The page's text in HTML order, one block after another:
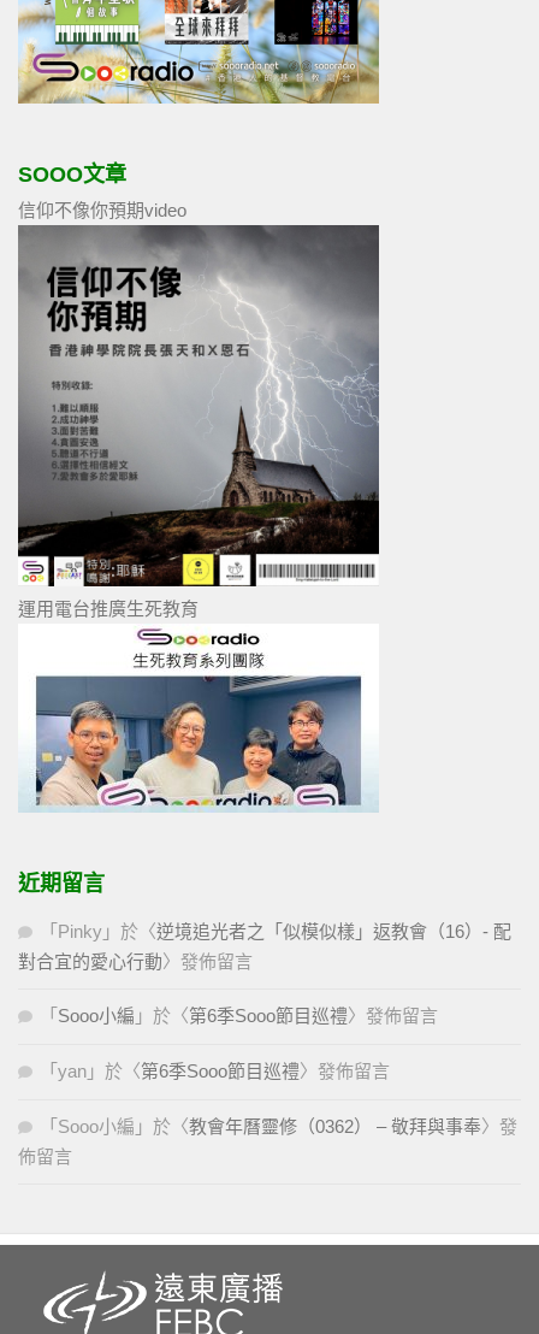
SOOO文章
信仰不像你預期video
運用電台推廣生死教育
近期留言
「 Pinky 」於〈逆境追光者之「似模似樣」返教會（16）- 配
對合宜的愛心行動〉發佈留言
「 Sooo小編 」於〈第6季Sooo節目巡禮〉發佈留言
「 yan 」於〈第6季Sooo節目巡禮〉發佈留言
「 Sooo小編 」於〈教會年曆靈修（0362） – 敬拜與事奉〉發
佈留言